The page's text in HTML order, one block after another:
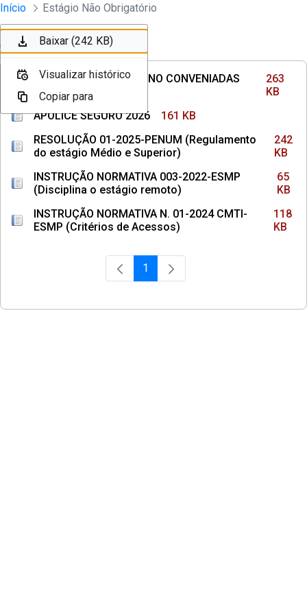
Pular para o Conteúdo principal
Divisão Minima - Escola Superior
Início Estágio Não Obrigatório
Ordenar Filtro
INSTITUIÇÕES DE ENSINO CONVENIADAS
COM MPPE
263
KB
APÓLICE SEGURO 2026
161 KB
RESOLUÇÃO 01-2025-PENUM (Regulamento
do estágio Médio e Superior)
242
KB
INSTRUÇÃO NORMATIVA 003-2022-ESMP
(Disciplina o estágio remoto)
65
KB
INSTRUÇÃO NORMATIVA N. 01-2024 CMTI-
ESMP (Critérios de Acessos)
118
KB
Página
1
Baixar (263 KB)
Visualizar histórico
Copiar para
Baixar (161 KB)
Visualizar histórico
Copiar para
Baixar (242 KB)
Visualizar histórico
Copiar para